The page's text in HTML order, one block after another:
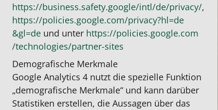
https://business.safety.google/intl/de/privacy/,
https://policies.google.com/privacy?hl=de
&gl=de und unter https://policies.google.com
/technologies/partner-sites
Demografische Merkmale
Google Analytics 4 nutzt die spezielle Funktion
„demografische Merkmale“ und kann darüber
Statistiken erstellen, die Aussagen über das